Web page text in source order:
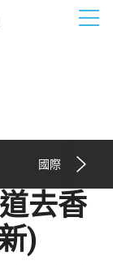
國際
去香
)